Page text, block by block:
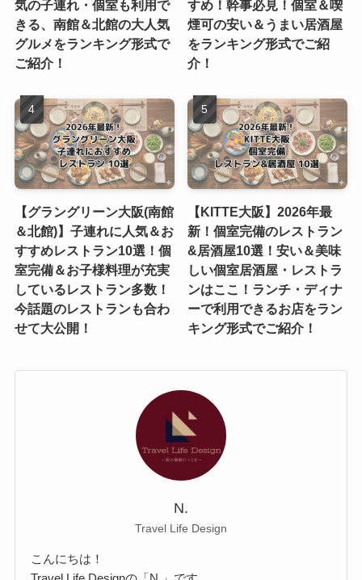
気の子連れ・個室も利用で
きる、南館＆北館の大人気
グルメをランキング形式で
ご紹介！
すめ！幹事必見！個室＆喫
煙可の安い＆うまい居酒屋
をランキング形式でご紹
介！
【グラングリーン大阪(南館
＆北館)】子連れに人気＆お
すすめレストラン10選！個
室完備＆お子様料理が充実
しているレストラン多数！
今話題のレストランも合わ
せて大公開！
【KITTE大阪】2026年最
新！個室完備のレストラン
&居酒屋10選！安い＆美味
しい個室居酒屋・レストラ
ンはここ！ランチ・ディナ
ーで利用できるお店をラン
キング形式でご紹介！
N.
Travel Life Design
こんにちは！